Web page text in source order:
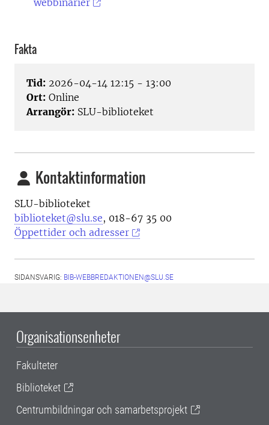
webbinarier
Fakta
Tid: 2026-04-14 12:15 - 13:00
Ort: Online
Arrangör: SLU-biblioteket
Kontaktinformation
SLU-biblioteket
biblioteket@slu.se, 018-67 35 00
Öppettider och adresser
SIDANSVARIG: BIB-WEBBREDAKTIONEN@SLU.SE
Organisationsenheter
Fakulteter
Biblioteket
Centrumbildningar och samarbetsprojekt